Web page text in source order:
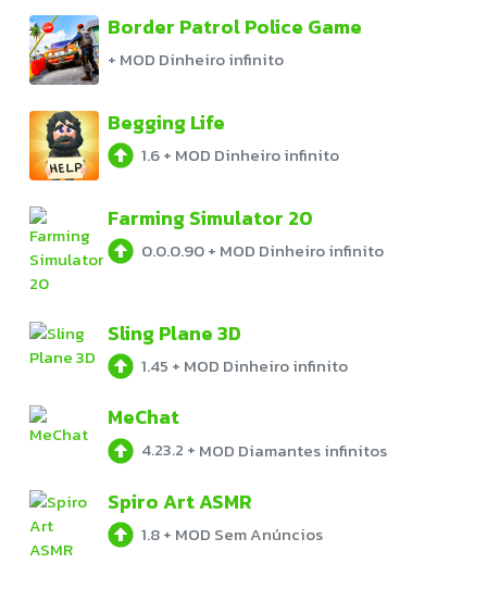
Border Patrol Police Game
+ MOD Dinheiro infinito
Begging Life
1.6+ MOD Dinheiro infinito
Farming Simulator 20
0.0.0.90+ MOD Dinheiro infinito
Sling Plane 3D
1.45 + MOD Dinheiro infinito
MeChat
4.23.2 + MOD Diamantes infinitos
Spiro Art ASMR
1.8+ MOD Sem Anúncios